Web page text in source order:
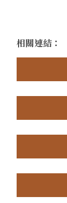
相關連結：